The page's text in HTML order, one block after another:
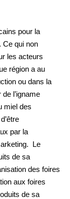
pour la
Ce qui non
les acteurs
région a au
ou dans la
l’igname
miel des
par la
Le
de sa
des foires
aux foires
de sa